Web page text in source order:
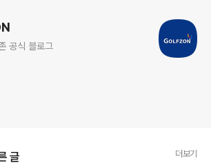
공식 블로그
글 더보기